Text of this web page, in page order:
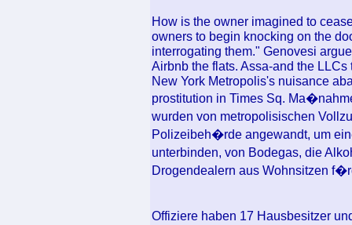
How is the owner imagined to
owners to begin knocking on the
interrogating them." Genovesi
Airbnb the flats. Assa-and the
New York Metropolis's nuisance
prostitution in Times Sq.
wurden von metropolisischen
Polizeibeh�rde angewandt, um
unterbinden, von Bodegas, die
Drogendealern aus Wohnsitzen
Offiziere haben 17 Hausbesitzer